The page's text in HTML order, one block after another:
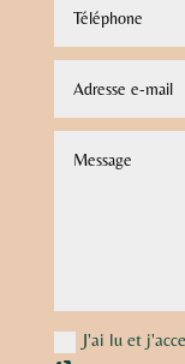
J'ai lu et